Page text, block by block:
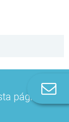
página?